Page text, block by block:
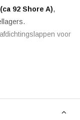
92 Shore A),
voor